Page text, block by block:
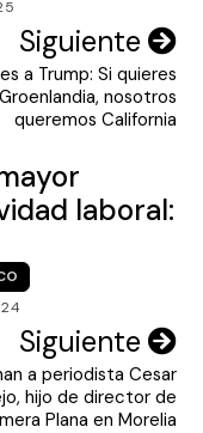
Siguiente
a Trump: Si quieres
Groenlandia, nosotros
queremos California
laboral:
Siguiente
a periodista Cesar
hijo de director de
Plana en Morelia